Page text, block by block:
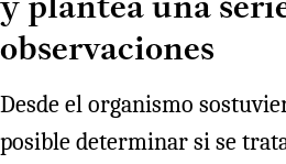
y plantea una
observaciones
Desde el organismo
posible determinar si se